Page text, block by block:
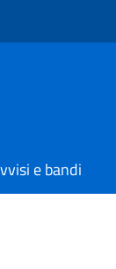
e bandi